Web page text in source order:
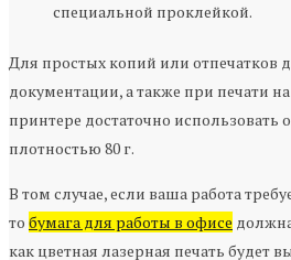
специальной проклейкой.
Для простых копий или отпечатков
документации, а также при печати
принтере достаточно
плотностью 80 г.
В том случае, если ваша работа
то бумага для работы в офисе
как цветная лазерная печать будет